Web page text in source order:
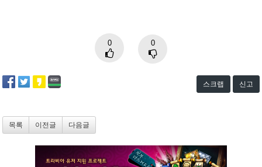
0 0
스크랩 신고
목록 이전글 다음글